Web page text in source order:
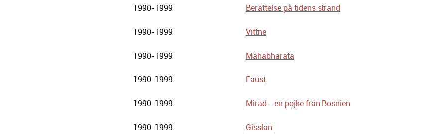
1990-1999 Berättelse på tidens strand
1990-1999 Vittne
1990-1999 Mahabharata
1990-1999 Faust
1990-1999 Mirad - en pojke från Bosnien
1990-1999 Gisslan